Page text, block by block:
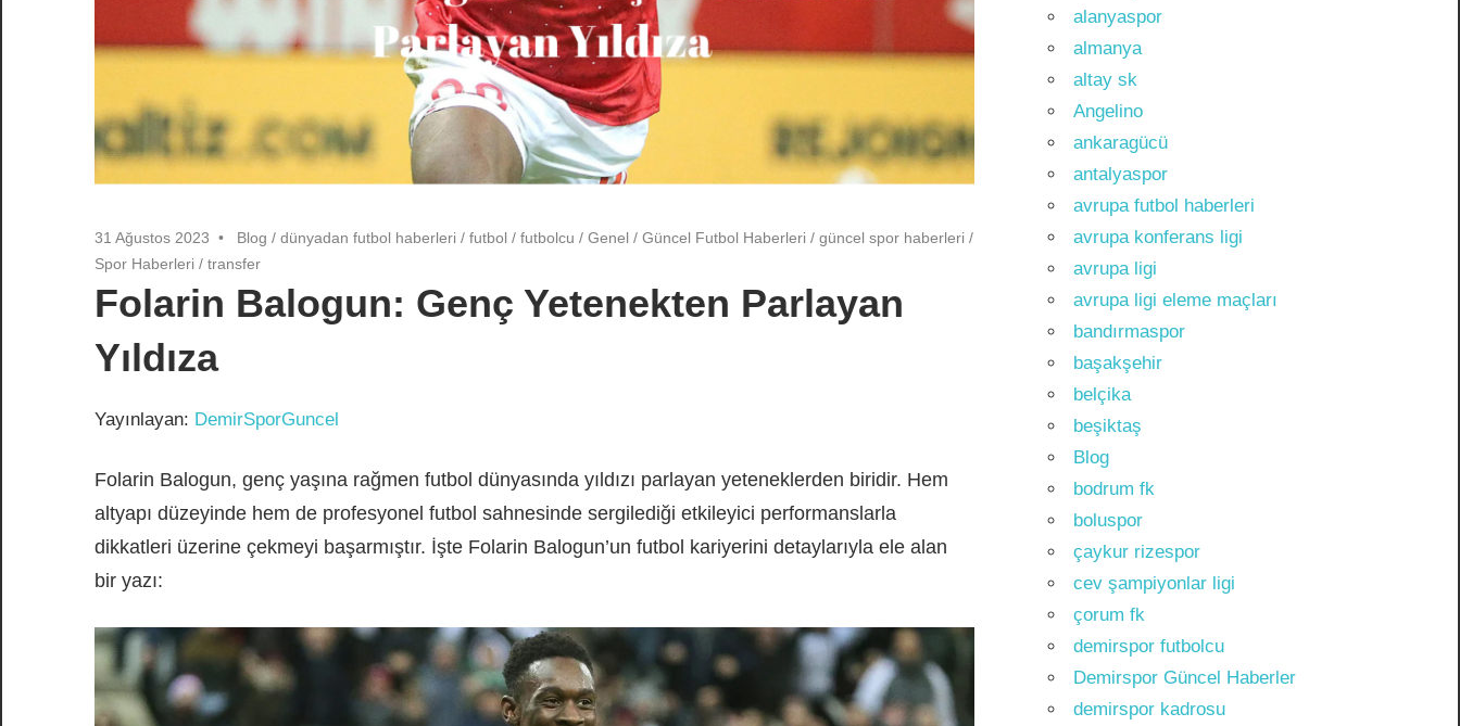
31 Ağustos 2023 Blog / dünyadan futbol haberleri / futbol / futbolcu / Genel / Güncel Futbol Haberleri / güncel spor haberleri /
Spor Haberleri / transfer
Folarin Balogun: Genç Yetenekten Parlayan
Yıldıza
Yayınlayan: DemirSporGuncel
Folarin Balogun, genç yaşına rağmen futbol dünyasında yıldızı parlayan yeteneklerden biridir. Hem
altyapı düzeyinde hem de profesyonel futbol sahnesinde sergilediği etkileyici performanslarla
dikkatleri üzerine çekmeyi başarmıştır. İşte Folarin Balogun’un futbol kariyerini detaylarıyla ele alan
bir yazı:
alanyaspor
almanya
altay sk
Angelino
ankaragücü
antalyaspor
avrupa futbol haberleri
avrupa konferans ligi
avrupa ligi
avrupa ligi eleme maçları
bandırmaspor
başakşehir
belçika
beşiktaş
Blog
bodrum fk
boluspor
çaykur rizespor
cev şampiyonlar ligi
çorum fk
demirspor futbolcu
Demirspor Güncel Haberler
demirspor kadrosu